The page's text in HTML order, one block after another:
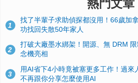
熱門文章
1
找了半輩子求助偵探都沒用！66歲加
功找回失散50年家人
2
打破大廠墨水綁架！開源、無 DRM
念機亮相
3
用AI省下4小時竟被塞更多工作！過來
不再跟你分享怎麼使用AI